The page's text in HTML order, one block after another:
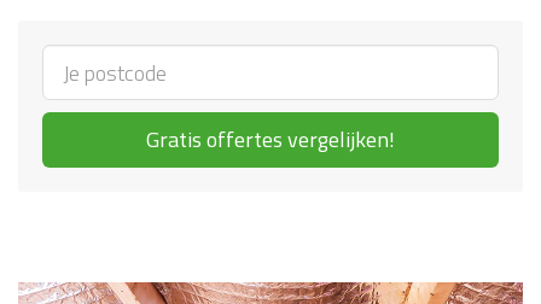
Gratis offertes vergelijken!